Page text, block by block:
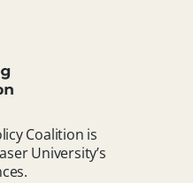
Coalition is
University’s